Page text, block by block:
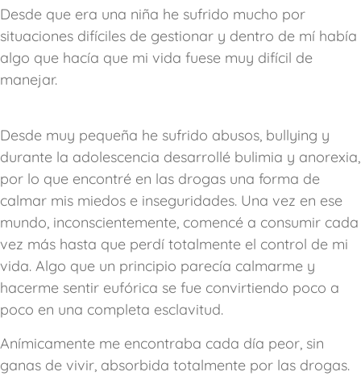
Desde que era una niña he sufrido mucho por
situaciones difíciles de gestionar y dentro de mí había
algo que hacía que mi vida fuese muy difícil de
manejar.
Desde muy pequeña he sufrido abusos, bullying y
durante la adolescencia desarrollé bulimia y anorexia,
por lo que encontré en las drogas una forma de
calmar mis miedos e inseguridades. Una vez en ese
mundo, inconscientemente, comencé a consumir cada
vez más hasta que perdí totalmente el control de mi
vida. Algo que un principio parecía calmarme y
hacerme sentir eufórica se fue convirtiendo poco a
poco en una completa esclavitud.
Anímicamente me encontraba cada día peor, sin
ganas de vivir, absorbida totalmente por las drogas.